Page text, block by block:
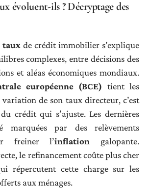
évoluent-ils ? Décryptage des
taux de crédit immobilier s’explique
complexes, entre décisions des
et aléas économiques mondiaux.
européenne (BCE) tient les
variation de son taux directeur, c’est
crédit qui s’ajuste. Les dernières
marquées par des relèvements
freiner l’inflation galopante.
le refinancement coûte plus cher
répercutent cette charge sur les
aux ménages.